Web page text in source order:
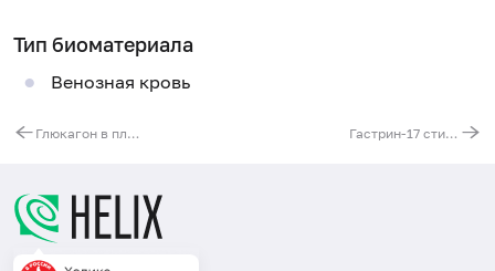
Тип биоматериала
Венозная кровь
Глюкагон в плазме Гастрин-17 стимулированный